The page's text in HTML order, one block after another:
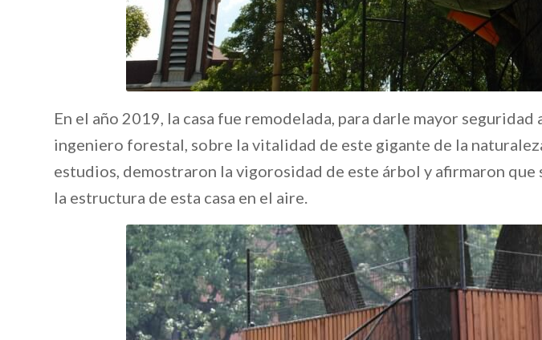
En el año 2019, la casa fue remodelada, para darle mayor
ingeniero forestal, sobre la vitalidad de este gigante de la
estudios, demostraron la vigorosidad de este árbol y afirmaron
la estructura de esta casa en el aire.